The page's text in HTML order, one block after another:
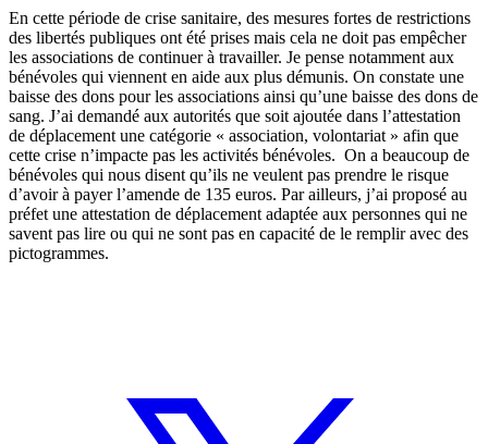
En cette période de crise sanitaire, des mesures fortes de restrictions
des libertés publiques ont été prises mais cela ne doit pas empêcher
les associations de continuer à travailler. Je pense notamment aux
bénévoles qui viennent en aide aux plus démunis. On constate une
baisse des dons pour les associations ainsi qu’une baisse des dons de
sang. J’ai demandé aux autorités que soit ajoutée dans l’attestation
de déplacement une catégorie « association, volontariat » afin que
cette crise n’impacte pas les activités bénévoles. On a beaucoup de
bénévoles qui nous disent qu’ils ne veulent pas prendre le risque
d’avoir à payer l’amende de 135 euros. Par ailleurs, j’ai proposé au
préfet une attestation de déplacement adaptée aux personnes qui ne
savent pas lire ou qui ne sont pas en capacité de le remplir avec des
pictogrammes.